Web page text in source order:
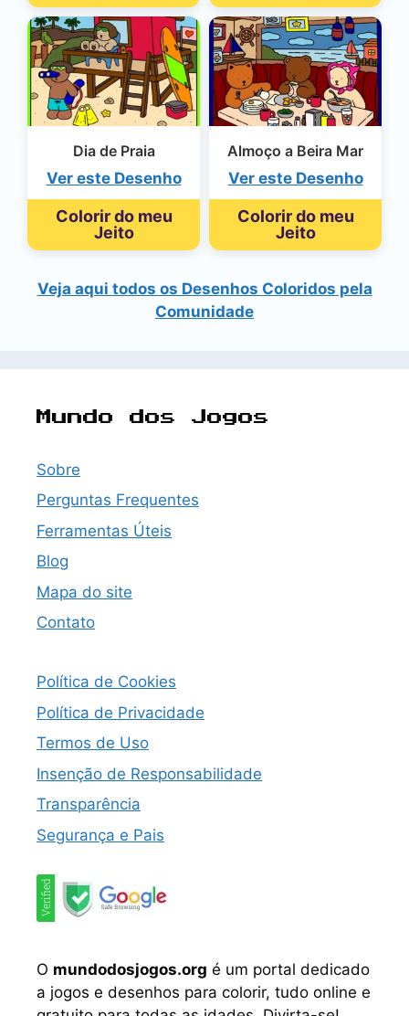
Dia de Praia
Ver este Desenho
Colorir do meu
Jeito
Almoço a Beira Mar
Ver este Desenho
Colorir do meu
Jeito
Veja aqui todos os Desenhos Coloridos pela
Comunidade
Mundo dos Jogos
Sobre
Perguntas Frequentes
Ferramentas Úteis
Blog
Mapa do site
Contato
Política de Cookies
Política de Privacidade
Termos de Uso
Insenção de Responsabilidade
Transparência
Segurança e Pais
O mundodosjogos.org é um portal dedicado
a jogos e desenhos para colorir, tudo online e